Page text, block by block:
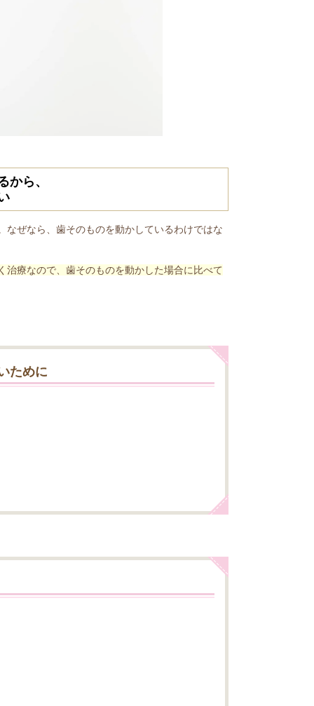
から、
なぜなら、歯そのものを動かしているわけではな
療なので、歯そのものを動かした場合に比べて
ために